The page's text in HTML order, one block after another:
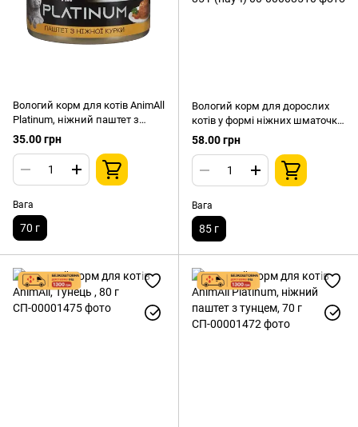
Вологий корм для котів AnimAll
Platinum, ніжний паштет з
куркою, 70 г
35.00 грн
Вага
70 г
Вологий корм для дорослих
котів у формі ніжних шматочків
у желе AnimAll (АнімОлл) із
куркою, 85 г (пауч)
58.00 грн
Вага
85 г